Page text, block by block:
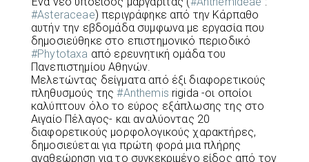
#Asteraceae) περιγράφηκε από την Κάρπαθο
αυτήν την εβδομάδα συμφωνα με εργασία που
δημοσιεύθηκε στο επιστημονικό περιοδικό
#Phytotaxa από ερευνητική ομάδα του
Πανεπιστημίου Αθηνών.
Μελετώντας δείγματα από έξι διαφορετικούς
πληθυσμούς της#Anthemis rigida -οι οποίοι
καλύπτουν όλο το εύρος εξάπλωσης της στο
Αιγαίο Πέλαγος- και αναλύοντας 20
διαφορετικούς μορφολογικούς χαρακτήρες,
δημοσιεύεται για πρώτη φορά μια πλήρης
αναθεώρηση για το συγκεκριμένο είδος από τον